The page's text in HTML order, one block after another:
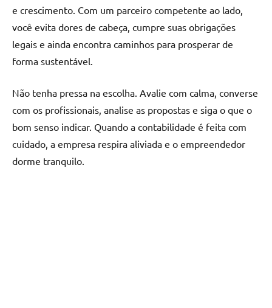
e crescimento. Com um parceiro competente ao lado,
você evita dores de cabeça, cumpre suas obrigações
legais e ainda encontra caminhos para prosperar de
forma sustentável.
Não tenha pressa na escolha. Avalie com calma, converse
com os profissionais, analise as propostas e siga o que o
bom senso indicar. Quando a contabilidade é feita com
cuidado, a empresa respira aliviada e o empreendedor
dorme tranquilo.